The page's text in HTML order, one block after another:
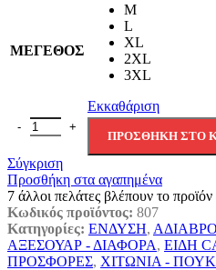
ΜΕΓΕΘΟΣ
M
L
XL
2XL
3XL
Εκκαθάριση
Αδιάβροχο Κοστούμι PU με
ΠΡΟΣΘΉΚΗ ΣΤΟ
Σύγκριση
Προσθήκη στα αγαπημένα
7 άλλοι πελάτες βλέπουν το
Κωδικός προϊόντος: 807
Κατηγορίες: ΕΝΔΥΣΗ,
ΑΞΕΣΟΥΑΡ - ΔΙΑΦΟΡΑ, ΕΙΔΗ
ΠΡΟΣΦΟΡΕΣ, ΧΙΤΩΝΙΑ -